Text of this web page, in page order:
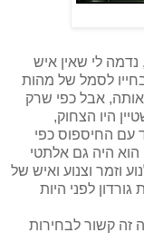
לי שאין איש
לסמל של מהות
אותה, אבל כפי שרק
היו הצחוק,
עם החיספוס כפי
הוא היה גם אלתטי
וזמר וצנוע ואיש של
לפני היות
זה קשור לבחירות